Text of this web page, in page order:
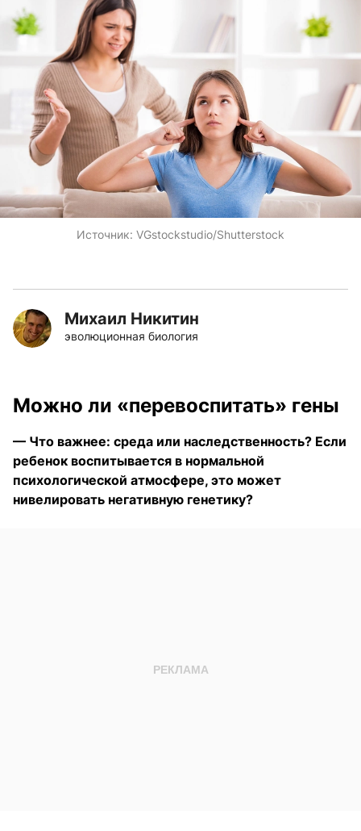
Источник: VGstockstudio/Shutterstock
Михаил Никитин
эволюционная биология
Можно ли «перевоспитать» гены
— Что важнее: среда или наследственность? Если
ребенок воспитывается в нормальной
психологической атмосфере, это может
нивелировать негативную генетику?